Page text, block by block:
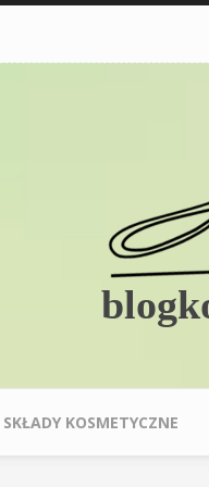
SKŁADY KOSMETYCZNE